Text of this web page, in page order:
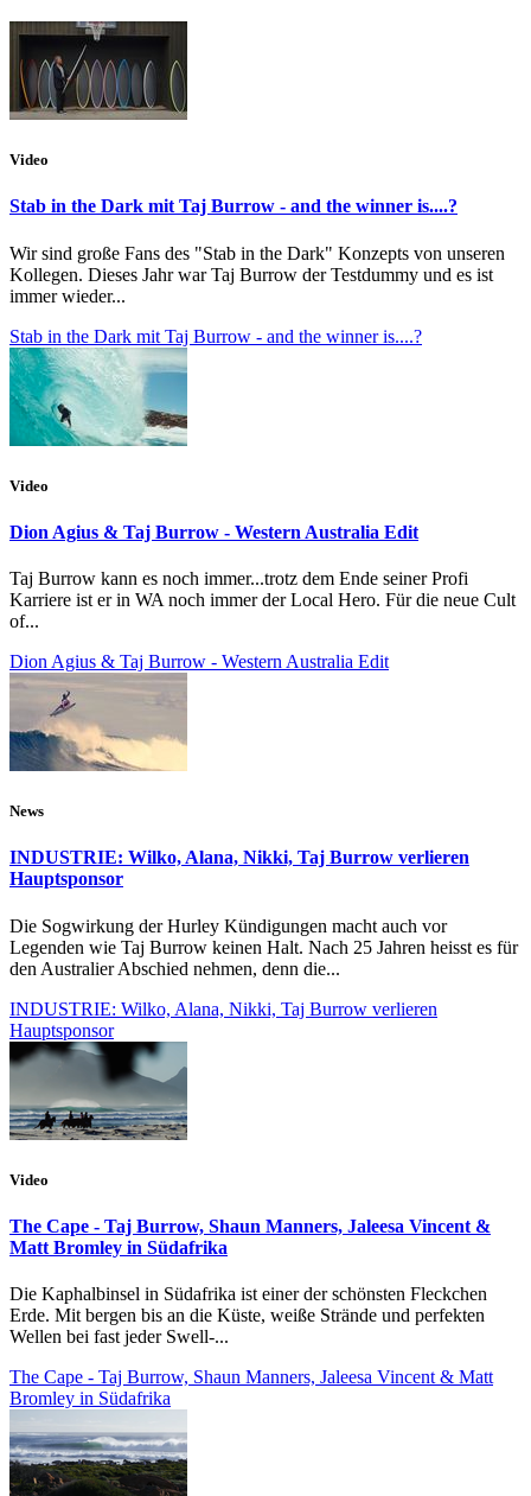
Video
Stab in the Dark mit Taj Burrow - and the winner is....?
Wir sind große Fans des "Stab in the Dark" Konzepts von unseren
Kollegen. Dieses Jahr war Taj Burrow der Testdummy und es ist
immer wieder...
Stab in the Dark mit Taj Burrow - and the winner is....?
Video
Dion Agius & Taj Burrow - Western Australia Edit
Taj Burrow kann es noch immer...trotz dem Ende seiner Profi
Karriere ist er in WA noch immer der Local Hero. Für die neue Cult
of...
Dion Agius & Taj Burrow - Western Australia Edit
News
INDUSTRIE: Wilko, Alana, Nikki, Taj Burrow verlieren
Hauptsponsor
Die Sogwirkung der Hurley Kündigungen macht auch vor
Legenden wie Taj Burrow keinen Halt. Nach 25 Jahren heisst es für
den Australier Abschied nehmen, denn die...
INDUSTRIE: Wilko, Alana, Nikki, Taj Burrow verlieren
Hauptsponsor
Video
The Cape - Taj Burrow, Shaun Manners, Jaleesa Vincent &
Matt Bromley in Südafrika
Die Kaphalbinsel in Südafrika ist einer der schönsten Fleckchen
Erde. Mit bergen bis an die Küste, weiße Strände und perfekten
Wellen bei fast jeder Swell-...
The Cape - Taj Burrow, Shaun Manners, Jaleesa Vincent & Matt
Bromley in Südafrika